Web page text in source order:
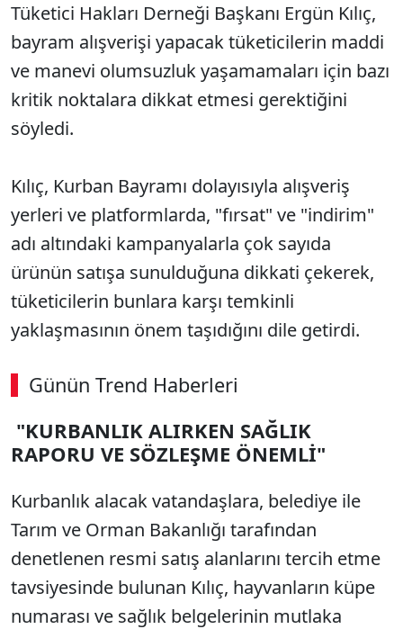
Tüketici Hakları Derneği Başkanı Ergün Kılıç,
bayram alışverişi yapacak tüketicilerin maddi
ve manevi olumsuzluk yaşamamaları için bazı
kritik noktalara dikkat etmesi gerektiğini
söyledi.
Kılıç, Kurban Bayramı dolayısıyla alışveriş
yerleri ve platformlarda, "fırsat" ve "indirim"
adı altındaki kampanyalarla çok sayıda
ürünün satışa sunulduğuna dikkati çekerek,
tüketicilerin bunlara karşı temkinli
yaklaşmasının önem taşıdığını dile getirdi.
Günün Trend Haberleri
00:02 / 06:57
"KURBANLIK ALIRKEN SAĞLIK
RAPORU VE SÖZLEŞME ÖNEMLİ"
Kurbanlık alacak vatandaşlara, belediye ile
Tarım ve Orman Bakanlığı tarafından
denetlenen resmi satış alanlarını tercih etme
tavsiyesinde bulunan Kılıç, hayvanların küpe
numarası ve sağlık belgelerinin mutlaka